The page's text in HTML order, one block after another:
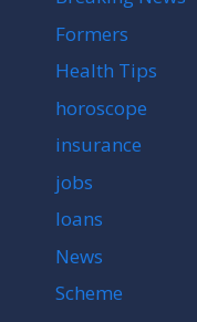
Formers
Health Tips
horoscope
insurance
jobs
loans
News
Scheme